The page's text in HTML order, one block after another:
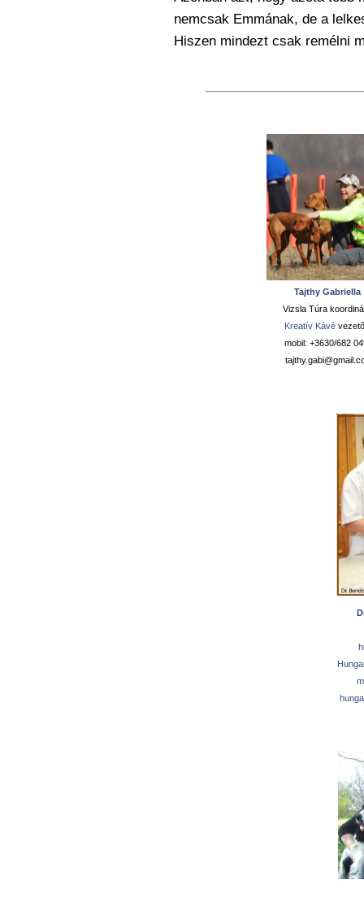
nemcsak Emmának, de a
Hiszen mindezt csak remélni
Tajthy Gabriella
Vizsla Túra
Kreatív Kávé
mobil: +3630/682
tajthy.